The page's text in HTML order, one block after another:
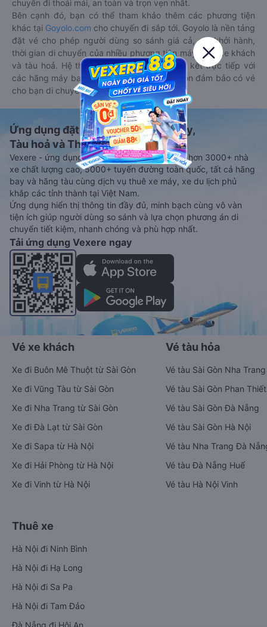
chuyến đi thoải mái, an toàn và trọn vẹn nhất.
Bên cạnh đó, bạn có thể tham khảo thêm các phương tiện
khác tại Goyolo.com cho chuyến đi sắp tới. Goyolo là nền tảng
đặt vé cho phép người dùng so sánh giá cả, giờ khởi hành,
thời gian di chuyển của nhiều phương tiện máy bay, xe khách
và tàu hoả. Hệ thống của Goyolo được liên kết trực tiếp với
các hãng máy bay, xe khách và tàu hoả, luôn đảm bảo có vé
cho bạn di chuyển.
Ứng dụng đặt vé Xe khách, Máy bay,
Tàu hoả và Thuê xe
Vexere - ứng dụng đặt vé đa phương tiện với hơn 3000+ nhà
xe chất lượng cao, 5000+ tuyến đường toàn quốc, tất cả hãng
bay và hãng tàu cùng dịch vụ thuê xe máy, xe du lịch phủ
khắp các tỉnh thành tại Việt Nam.
Ứng dụng hiển thị thông tin đầy đủ, minh bạch cùng vô vàn
tiện ích giúp người dùng so sánh và lựa chọn phương án di
chuyển tiết kiệm, nhanh chóng và phù hợp nhất.
Tải ứng dụng Vexere ngay
Vé xe khách
Xe đi Buôn Mê Thuột từ Sài Gòn
Xe đi Vũng Tàu từ Sài Gòn
Xe đi Nha Trang từ Sài Gòn
Xe đi Đà Lạt từ Sài Gòn
Xe đi Sapa từ Hà Nội
Xe đi Hải Phòng từ Hà Nội
Xe đi Vinh từ Hà Nội
Vé tàu hỏa
Vé tàu Sài Gòn Nha Trang
Vé tàu Sài Gòn Phan Thiết
Vé tàu Sài Gòn Đà Nẵng
Vé tàu Sài Gòn Hà Nội
Vé tàu Nha Trang Đà
Vé tàu Đà Nẵng Huế
Vé tàu Hà Nội Vinh
Thuê xe
Hà Nội đi Ninh Bình
Hà Nội đi Hạ Long
Hà Nội đi Sa Pa
Hà Nội đi Tam Đảo
Đà Nẵng đi Hội An